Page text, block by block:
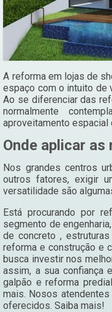
A reforma em lojas de
espaço com o intuito de
Ao se diferenciar das
normalmente
aproveitamento espacial
Onde aplicar
Nos grandes centros
outros fatores, exigir
versatilidade são
Está procurando por
segmento de
de concreto ,
reforma e construção e
busca investir nos
assim, a sua confiança
galpão e reforma
mais. Nosos
oferecidos. Saiba mais!